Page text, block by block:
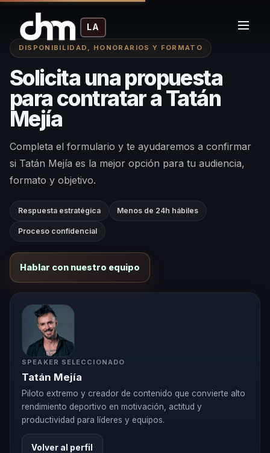
LA
DISPONIBILIDAD, HONORARIOS Y FORMATO
Solicita una propuesta
para contratar a Tatán
Mejía
Completa el formulario y te ayudaremos a confirmar
si Tatán Mejía es la mejor opción para tu audiencia,
formato y objetivo.
Respuesta estratégica Menos de 24h hábiles
Proceso confidencial
Hablar con nuestro equipo
SPEAKER SELECCIONADO
Tatán Mejía
Piloto extremo y creador de contenido que convierte alto
rendimiento deportivo en motivación, actitud y
productividad para líderes y equipos.
Volver al perfil